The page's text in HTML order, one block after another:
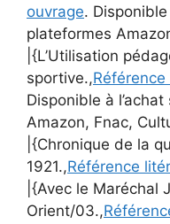
ouvrage. Disponible
plateformes
|{L’Utilisation
sportive.,
Disponible à
Amazon, Fnac,
|{Chronique de la
1921.,Référence
|{Avec le Maréchal
Orient/03.,